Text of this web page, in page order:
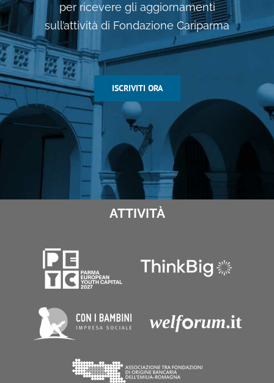
per ricevere gli aggiornamenti
sull’attività di Fondazione Cariparma
ISCRIVITI ORA
ATTIVITÀ